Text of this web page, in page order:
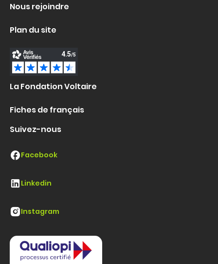
Nous rejoindre
Plan du site
La Fondation Voltaire
Fiches de français
Suivez-nous
Facebook
Linkedin
Instagram